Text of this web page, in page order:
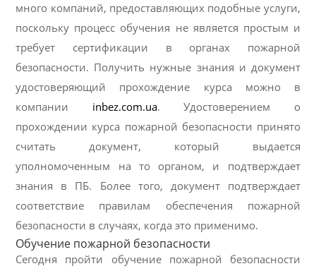
много компаний, предоставляющих подобные услуги,
поскольку процесс обучения не является простым и
требует сертификации в органах пожарной
безопасности. Получить нужные знания и документ
удостоверяющий прохождение курса можно в
компании inbez.com.ua. Удостоверением о
прохождении курса пожарной безопасности принято
считать документ, который выдается
уполномоченным на то органом, и подтверждает
знания в ПБ. Более того, документ подтверждает
соответствие правилам обеспечения пожарной
безопасности в случаях, когда это применимо.
Обучение пожарной безопасности
Сегодня пройти обучение пожарной безопасности